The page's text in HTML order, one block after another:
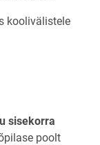
koolivälistele
sisekorra
poolt